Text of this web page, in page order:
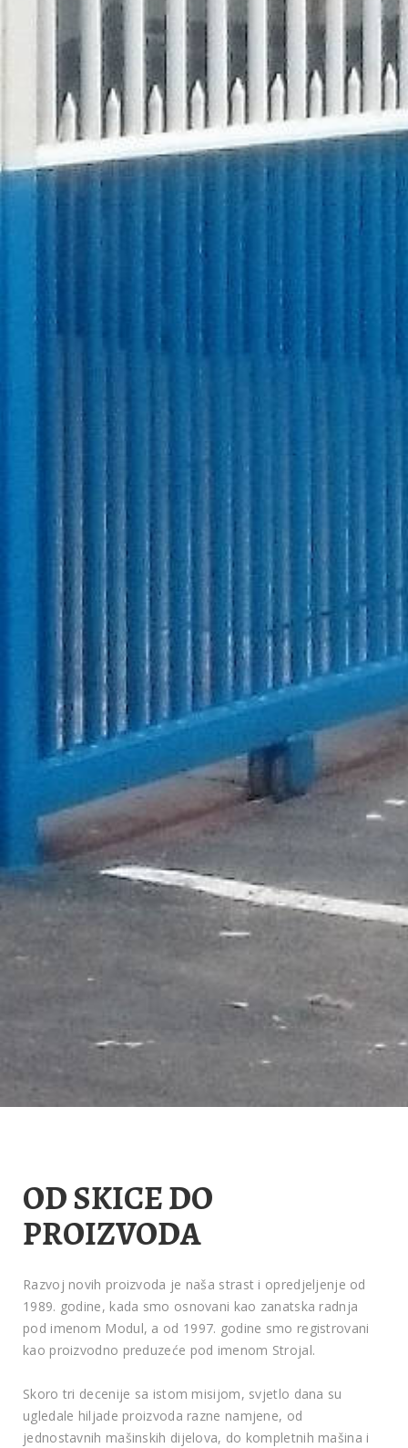
OD SKICE DO
PROIZVODA
Razvoj novih proizvoda je naša strast i opredjeljenje od
1989. godine, kada smo osnovani kao zanatska radnja
pod imenom Modul, a od 1997. godine smo registrovani
kao proizvodno preduzeće pod imenom Strojal.
Skoro tri decenije sa istom misijom, svjetlo dana su
ugledale hiljade proizvoda razne namjene, od
jednostavnih mašinskih dijelova, do kompletnih mašina i